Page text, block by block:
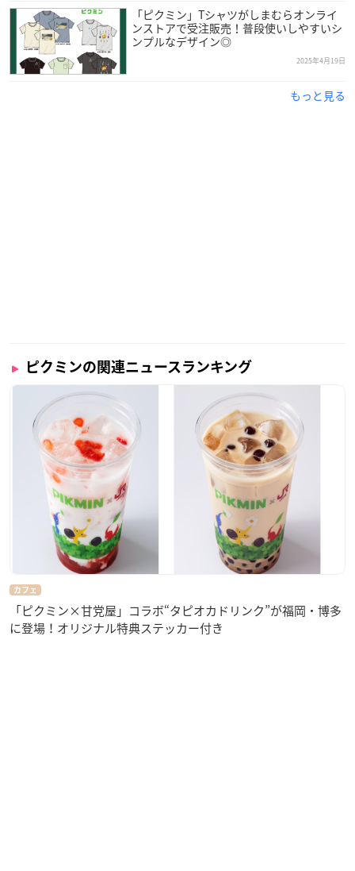
「ピクミン」Tシャツがしまむらオンライ
ンストアで受注販売！普段使いしやすいシ
ンプルなデザイン◎
2025年4月19日
もっと見る
ピクミンの関連ニュースランキング
カフェ
「ピクミン×甘党屋」コラボ“タピオカドリンク”が福岡・博多
に登場！オリジナル特典ステッカー付き